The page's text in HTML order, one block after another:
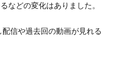
などの変化はありました。
信や過去回の動画が見れる